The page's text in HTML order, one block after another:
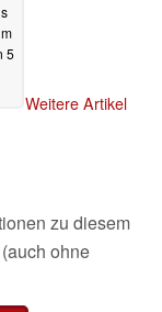
5
Weitere Artikel
zu diesem
ohne